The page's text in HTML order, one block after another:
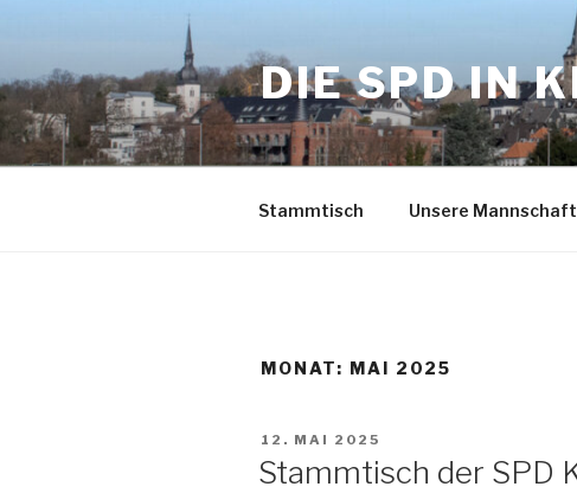
springen
DIE SPD IN
Stammtisch Unsere Mannschaft
MONAT: MAI 2025
VERÖFFENTLICHT
12. MAI 2025
Stammtisch der SPD